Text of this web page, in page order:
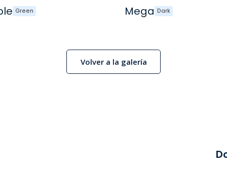
Green Mega Dark
Volver a la galería